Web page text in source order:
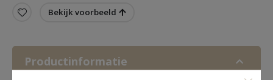
Bekijk voorbeeld
Productinformatie